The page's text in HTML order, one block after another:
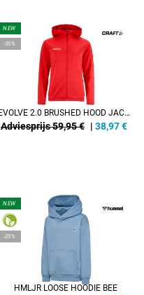
NEW
-35%
EVOLVE 2.0 BRUSHED HOOD JACKET W
Adviesprijs 59,95 € | 38,97€
NEW
-25%
HMLJR LOOSE HOODIE BEE